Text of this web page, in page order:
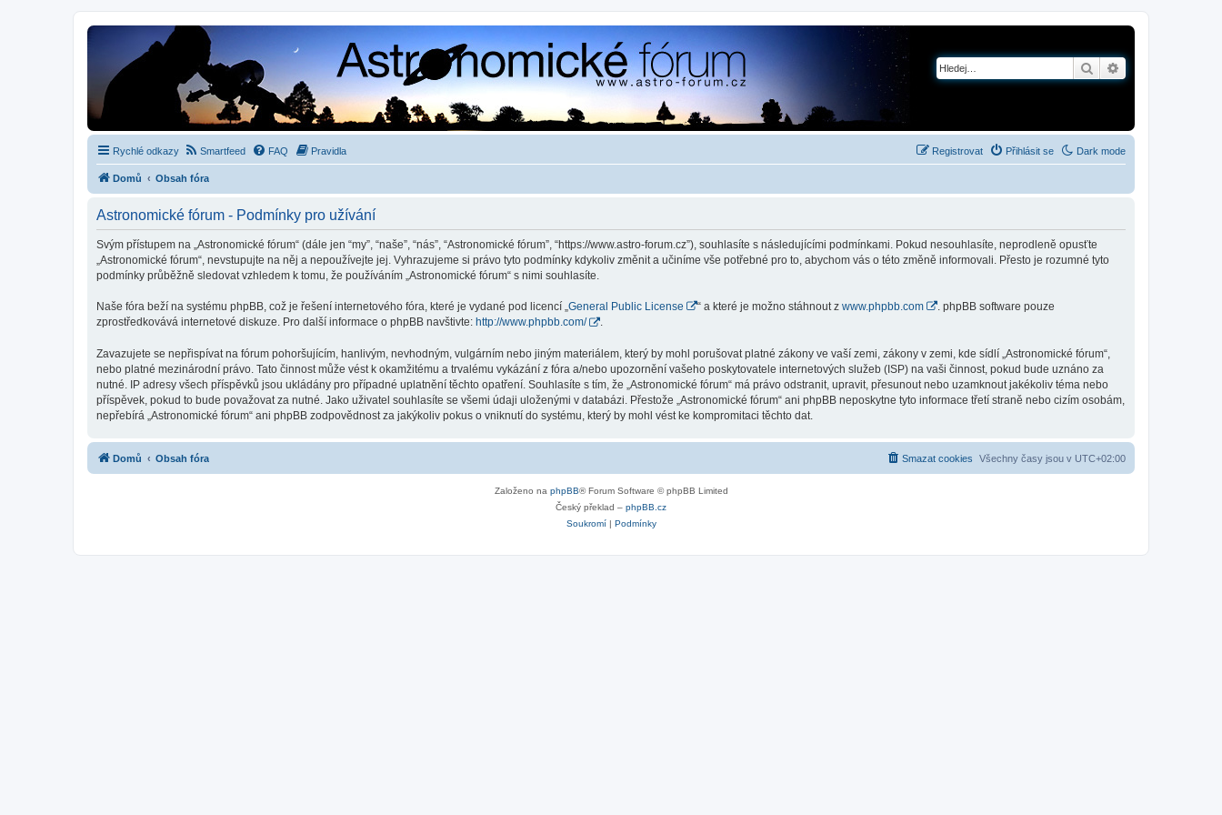
Hledat
Rychlé odkazy Dark mode
Smartfeed FAQ Pravidla Přihlásit se
Registrovat
Domů Obsah fóra
Astronomické fórum - Podmínky pro užívání
Svým přístupem na „Astronomické fórum“ (dále jen “my”, “naše”, “nás”, “Astronomické fórum”, “https://www.astro-forum.cz”), souhlasíte s následujícími podmínkami. Pokud nesouhlasíte, neprodleně opusťte
„Astronomické fórum“, nevstupujte na něj a nepoužívejte jej. Vyhrazujeme si právo tyto podmínky kdykoliv změnit a učiníme vše potřebné pro to, abychom vás o této změně informovali. Přesto je rozumné tyto
podmínky průběžně sledovat vzhledem k tomu, že používáním „Astronomické fórum“ s nimi souhlasíte.
Naše fóra beží na systému phpBB, což je řešení internetového fóra, které je vydané pod licencí „General Public License “ a které je možno stáhnout z www.phpbb.com
. phpBB software pouze
zprostředkovává internetové diskuze. Pro další informace o phpBB navštivte: http://www.phpbb.com/ .
Zavazujete se nepřispívat na fórum pohoršujícím, hanlivým, nevhodným, vulgárním nebo jiným materiálem, který by mohl porušovat platné zákony ve vaší zemi, zákony v zemi, kde sídlí „Astronomické fórum“,
nebo platné mezinárodní právo. Tato činnost může vést k okamžitému a trvalému vykázání z fóra a/nebo upozornění vašeho poskytovatele internetových služeb (ISP) na vaši činnost, pokud bude uznáno za
nutné. IP adresy všech příspěvků jsou ukládány pro případné uplatnění těchto opatření. Souhlasíte s tím, že „Astronomické fórum“ má právo odstranit, upravit, přesunout nebo uzamknout jakékoliv téma nebo
příspěvek, pokud to bude považovat za nutné. Jako uživatel souhlasíte se všemi údaji uloženými v databázi. Přestože „Astronomické fórum“ ani phpBB neposkytne tyto informace třetí straně nebo cizím osobám,
nepřebírá „Astronomické fórum“ ani phpBB zodpovědnost za jakýkoliv pokus o vniknutí do systému, který by mohl vést ke kompromitaci těchto dat.
Domů Obsah fóra Všechny časy jsou v UTC+02:00
Smazat cookies
Založeno na phpBB® Forum Software © phpBB Limited
Český překlad – phpBB.cz
Soukromí| Podmínky